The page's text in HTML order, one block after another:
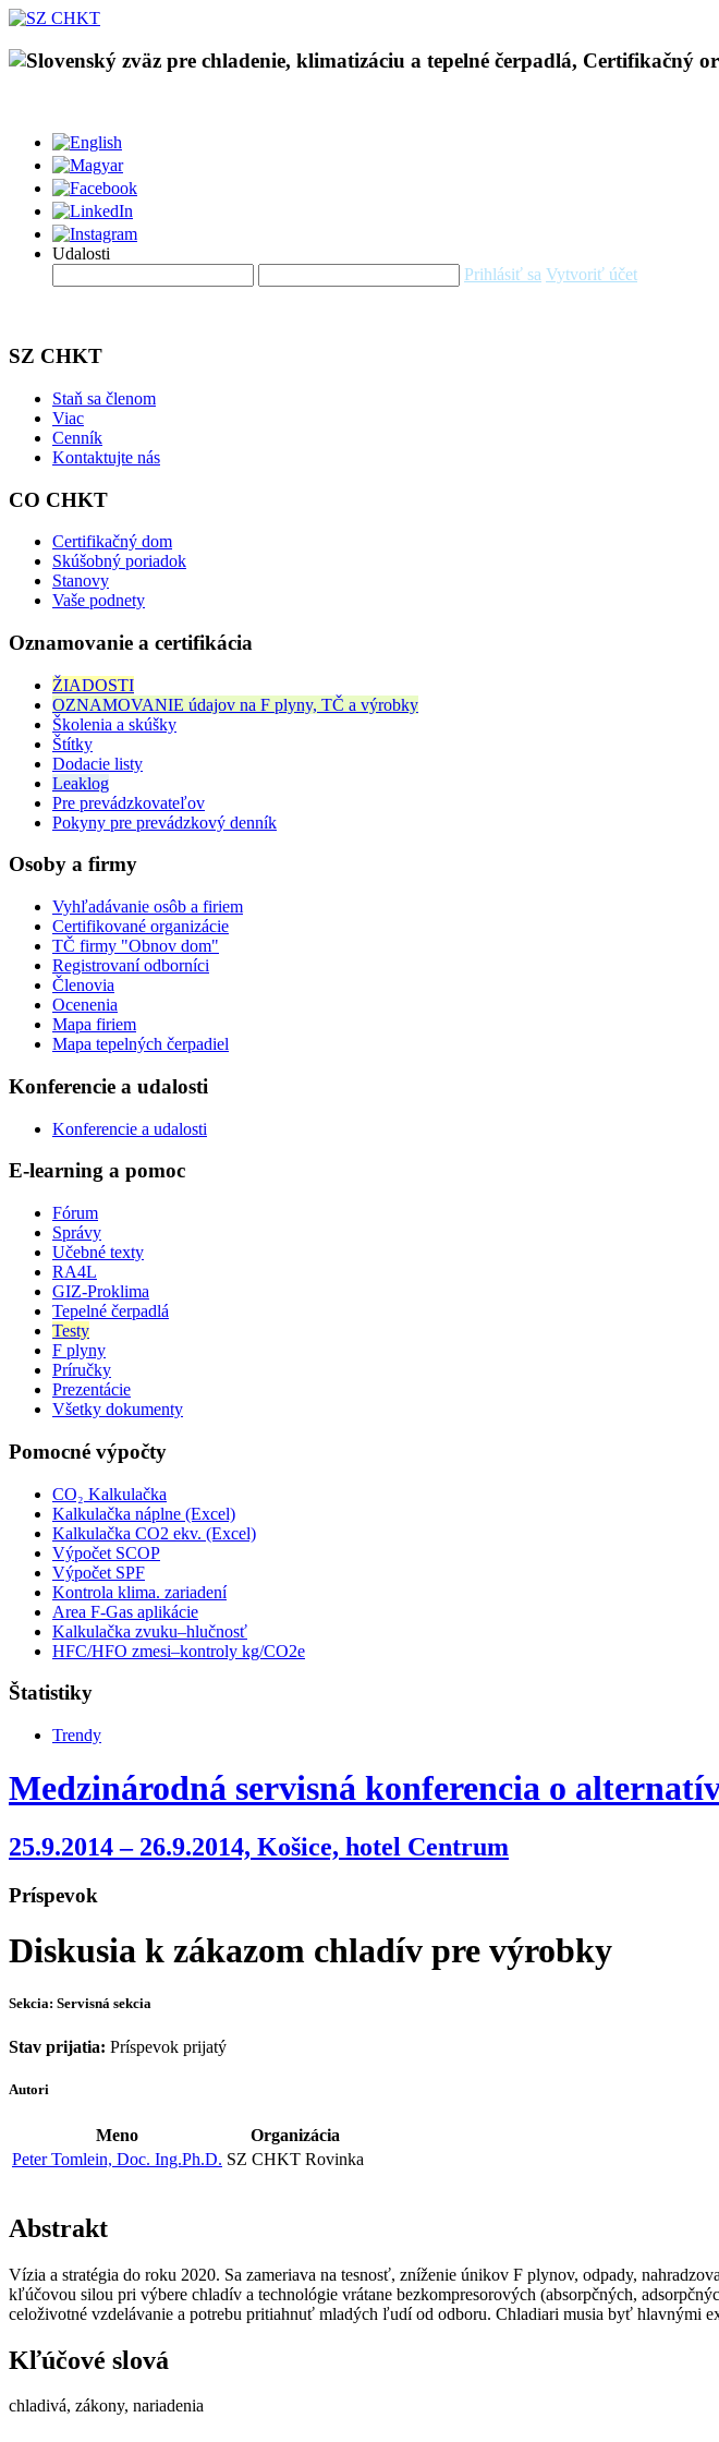
Udalosti
Prihlásiť sa Vytvoriť účet
SZ CHKT
Staň sa členom
Viac
Cenník
Kontaktujte nás
CO CHKT
Certifikačný dom
Skúšobný poriadok
Stanovy
Vaše podnety
Oznamovanie a certifikácia
ŽIADOSTI
OZNAMOVANIE údajov na F plyny, TČ a výrobky
Školenia a skúšky
Štítky
Dodacie listy
Leaklog
Pre prevádzkovateľov
Pokyny pre prevádzkový denník
Osoby a firmy
Vyhľadávanie osôb a firiem
Certifikované organizácie
TČ firmy "Obnov dom"
Registrovaní odborníci
Členovia
Ocenenia
Mapa firiem
Mapa tepelných čerpadiel
Konferencie a udalosti
Konferencie a udalosti
E-learning a pomoc
Fórum
Správy
Učebné texty
RA4L
GIZ-Proklima
Tepelné čerpadlá
Testy
F plyny
Príručky
Prezentácie
Všetky dokumenty
Pomocné výpočty
CO₂ Kalkulačka
Kalkulačka náplne (Excel)
Kalkulačka CO2 ekv. (Excel)
Výpočet SCOP
Výpočet SPF
Kontrola klima. zariadení
Area F-Gas aplikácie
Kalkulačka zvuku–hlučnosť
HFC/HFO zmesi–kontroly kg/CO2e
Štatistiky
Trendy
Medzinárodná servisná konferencia o
25.9.2014 – 26.9.2014, Košice, hotel Centrum
Príspevok
Diskusia k zákazom chladív pre výrobky
Sekcia: Servisná sekcia
Stav prijatia: Príspevok prijatý
Autori
Meno
Organizácia
Peter Tomlein, Doc. Ing.Ph.D. SZ CHKT Rovinka
Abstrakt
Vízia a stratégia do roku 2020. Sa zameriava na tesnosť, zníženie únikov F plynov, odpady,
kľúčovou silou pri výbere chladív a technológie vrátane bezkompresorových (absorpčných,
celoživotné vzdelávanie a potrebu pritiahnuť mladých ľudí od odboru. Chladiari musia byť hlavnými
Kľúčové slová
chladivá, zákony, nariadenia